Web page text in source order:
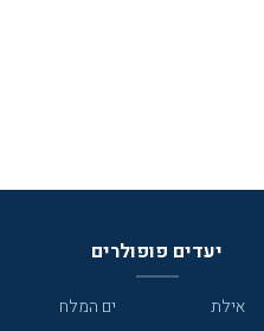
יעדים פופולרים
אילת
ים המלח